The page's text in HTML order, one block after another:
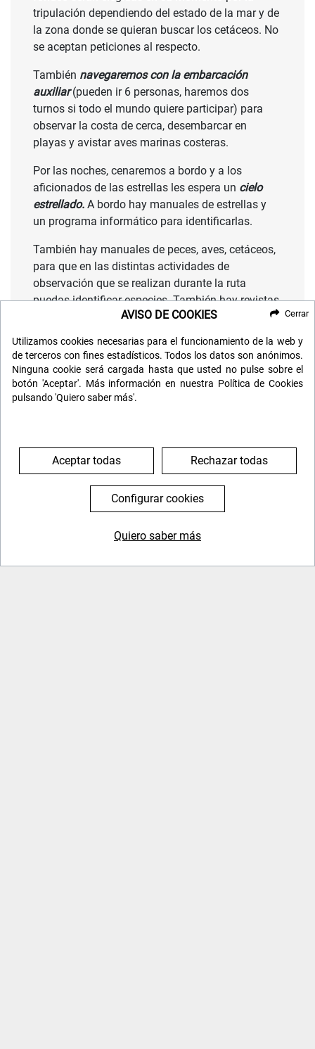
tripulación dependiendo del estado de la mar y de
la zona donde se quieran buscar los cetáceos. No
se aceptan peticiones al respecto.
También navegaremos con la embarcación
auxiliar(pueden ir 6 personas, haremos dos
turnos si todo el mundo quiere participar) para
observar la costa de cerca, desembarcar en
playas y avistar aves marinas costeras.
Por las noches, cenaremos a bordo y a los
aficionados de las estrellas les espera un cielo
estrellado. A bordo hay manuales de estrellas y
un programa informático para identificarlas.
También hay manuales de peces, aves, cetáceos,
para que en las distintas actividades de
observación que se realizan durante la ruta
puedas identificar especies. También hay revistas
de naturaleza y documentales variados.
Algunas noches haremos alguna proyección
sobre especies marinas, para que puedas seguir
aprendiendo cosas acerca del mar.
Podremos aprovechar para dar una vuelta y
conocer la zona, echar una cerveza... (te
aconsejaremos en su momento)
AVISO DE COOKIES
Utilizamos cookies necesarias para el funcionamiento de la web y
de terceros con fines estadísticos. Todos los datos son anónimos.
Ninguna cookie será cargada hasta que usted no pulse sobre el
botón 'Aceptar'. Más información en nuestra Política de Cookies
pulsando 'Quiero saber más'.
Aceptar todas Rechazar todas
Configurar cookies
Quiero saber más
Cerrar